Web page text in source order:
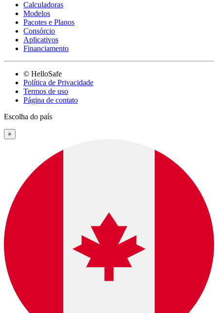
Calculadoras
Modelos
Pacotes e Planos
Consórcio
Aplicativos
Financiamento
© HelloSafe
Política de Privacidade
Termos de uso
Página de contato
Escolha do país
×